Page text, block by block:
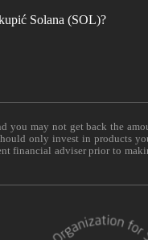
Solana (SOL)?
may not get back the
only invest in products
financial adviser prior to